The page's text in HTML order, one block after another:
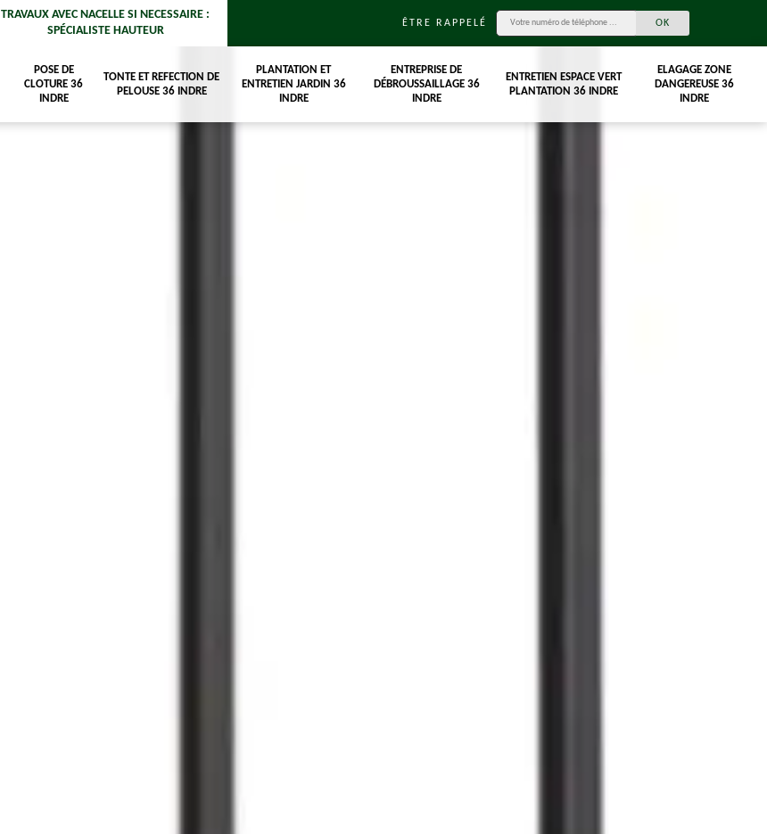
TRAVAUX AVEC NACELLE SI NECESSAIRE :
SPÉCIALISTE HAUTEUR
ÊTRE RAPPELÉ
POSE DE
CLOTURE 36
INDRE
TONTE ET REFECTION DE
PELOUSE 36 INDRE
PLANTATION ET
ENTRETIEN JARDIN 36
INDRE
ENTREPRISE DE
DÉBROUSSAILLAGE 36
INDRE
ENTRETIEN ESPACE VERT
PLANTATION 36 INDRE
ELAGAGE ZONE
DANGEREUSE 36
INDRE